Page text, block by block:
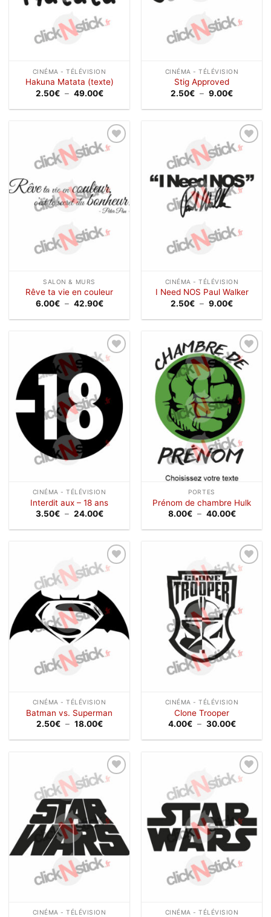
CINÉMA - TÉLÉVISION
Hakuna Matata (texte)
2.50€ – 49.00€Plage
prix :
49.00€
CINÉMA - TÉLÉVISION
Stig Approved
2.50€ – 9.00€Plage
prix :
9.00€
Ajouter
SALON & MURS
Rêve ta vie en couleur
6.00€ – 42.90€Plage
prix :
42.90€
Ajouter
CINÉMA - TÉLÉVISION
I Need NOS Paul Walker
2.50€ – 9.00€Plage
prix :
9.00€
Ajouter
à la
wishlist
CINÉMA - TÉLÉVISION
Interdit aux – 18 ans
3.50€ – 24.00€Plage
prix :
24.00€
Ajouter
à la
wishlist
PORTES
Prénom de chambre Hulk
8.00€ – 40.00€Plage
prix :
40.00€
Ajouter
wishlist
CINÉMA - TÉLÉVISION
Batman vs. Superman
2.50€ – 18.00€Plage
prix :
18.00€
Ajouter
wishlist
CINÉMA - TÉLÉVISION
Clone Trooper
4.00€ – 30.00€Plage
prix :
30.00€
Ajouter
wishlist
CINÉMA - TÉLÉVISION
Ajouter
CINÉMA - TÉLÉVISION